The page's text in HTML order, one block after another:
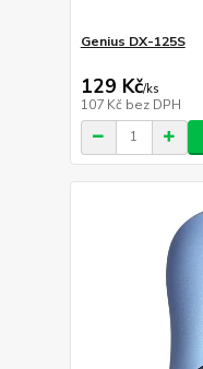
Genius DX-125S
129 Kč/ks
107 Kč bez DPH